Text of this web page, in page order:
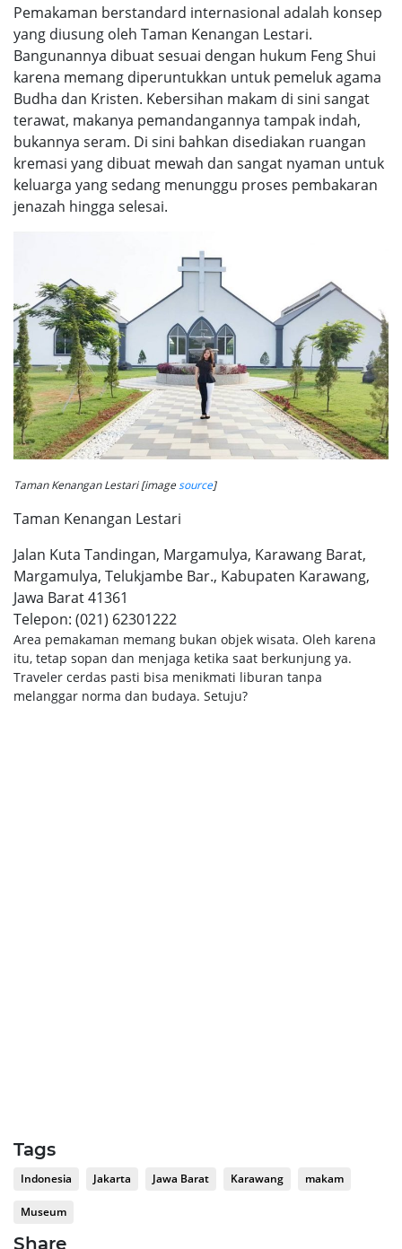
Pemakaman berstandard internasional adalah konsep
yang diusung oleh Taman Kenangan Lestari.
Bangunannya dibuat sesuai dengan hukum Feng Shui
karena memang diperuntukkan untuk pemeluk agama
Budha dan Kristen. Kebersihan makam di sini sangat
terawat, makanya pemandangannya tampak indah,
bukannya seram. Di sini bahkan disediakan ruangan
kremasi yang dibuat mewah dan sangat nyaman untuk
keluarga yang sedang menunggu proses pembakaran
jenazah hingga selesai.
Taman Kenangan Lestari [imagesource]
Taman Kenangan Lestari
Jalan Kuta Tandingan, Margamulya, Karawang Barat,
Margamulya, Telukjambe Bar., Kabupaten Karawang,
Jawa Barat 41361
Telepon: (021) 62301222
Area pemakaman memang bukan objek wisata. Oleh karena
itu, tetap sopan dan menjaga ketika saat berkunjung ya.
Traveler cerdas pasti bisa menikmati liburan tanpa
melanggar norma dan budaya. Setuju?
Tags
Indonesia Jakarta Jawa Barat Karawang makam
Museum
Share